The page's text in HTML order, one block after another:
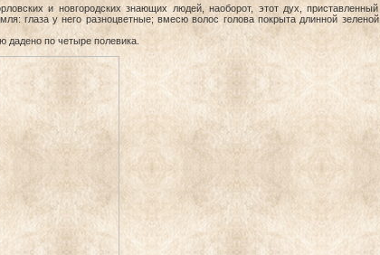
и новгородских знающих людей, наоборот, этот дух, приставленный
глаза у него разноцветные; вмесю волос голова покрыта длинной зеленой
по четыре полевика.